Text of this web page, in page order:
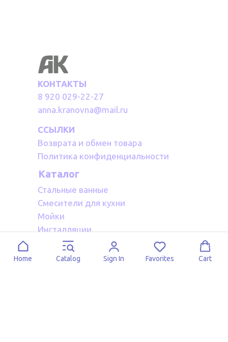
Home Catalog Sign In Favorites Cart
КОНТАКТЫ
8 920 029-22-27
anna.kranovna@mail.ru
ССЫЛКИ
Возврата и обмен товара
Политика конфиденциальности
Каталог
Стальные ванные
Смесители для кухни
Мойки
Инсталляции
Акриловые ванные
Полотенцесушители водяные